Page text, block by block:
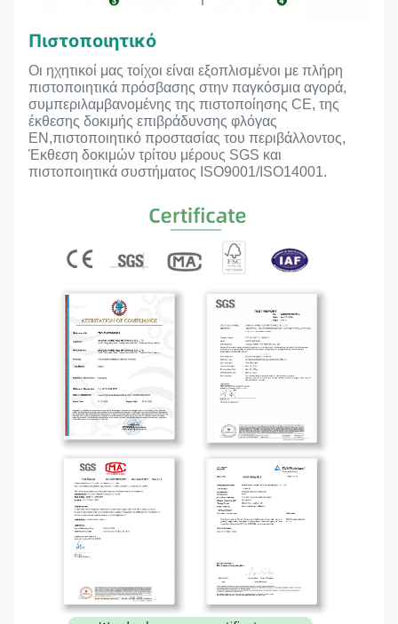
Πιστοποιητικό
Οι ηχητικοί μας τοίχοι είναι εξοπλισμένοι με πλήρη
πιστοποιητικά πρόσβασης στην παγκόσμια αγορά,
συμπεριλαμβανομένης της πιστοποίησης CE, της
έκθεσης δοκιμής επιβράδυνσης φλόγας
EN,πιστοποιητικό προστασίας του περιβάλλοντος,
Έκθεση δοκιμών τρίτου μέρους SGS και
πιστοποιητικά συστήματος ISO9001/ISO14001.